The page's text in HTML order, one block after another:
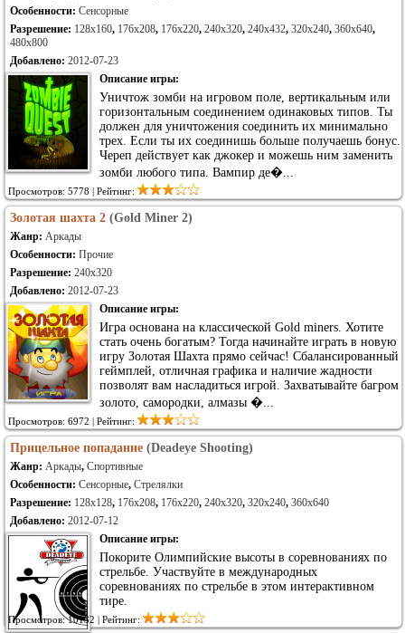
Особенности: Сенсорные
Разрешение: 128x160, 176x208, 176x220, 240x320, 240x432, 320x240, 360x640,
480x800
Добавлено: 2012-07-23
Описание игры:
Уничтож зомби на игровом поле, вертикальным или
горизонтальным соединением одинаковых типов. Ты
должен для уничтожения соединить их минимально
трех. Если ты их соединишь больше получаешь бонус.
Череп действует как джокер и можешь ним заменить
зомби любого типа. Вампир де�...
Просмотров: 5778 | Рейтинг:
Золотая шахта 2 (Gold Miner 2)
Жанр: Аркады
Особенности: Прочие
Разрешение: 240x320
Добавлено: 2012-07-23
Описание игры:
Игра основана на классической Gold miners. Хотите
стать очень богатым? Тогда начинайте играть в новую
игру Золотая Шахта прямо сейчас! Сбалансированный
геймплей, отличная графика и наличие жадности
позволят вам насладиться игрой. Захватывайте багром
золото, самородки, алмазы �...
Просмотров: 6972 | Рейтинг:
Прицельное попадание (Deadeye Shooting)
Жанр: Аркады, Спортивные
Особенности: Сенсорные, Стрелялки
Разрешение: 128x128, 176x208, 176x220, 240x320, 320x240, 360x640
Добавлено: 2012-07-12
Описание игры:
Покорите Олимпийские высоты в соревнованиях по
стрельбе. Участвуйте в международных
соревнованиях по стрельбе в этом интерактивном
тире.
Просмотров: 10132 | Рейтинг: